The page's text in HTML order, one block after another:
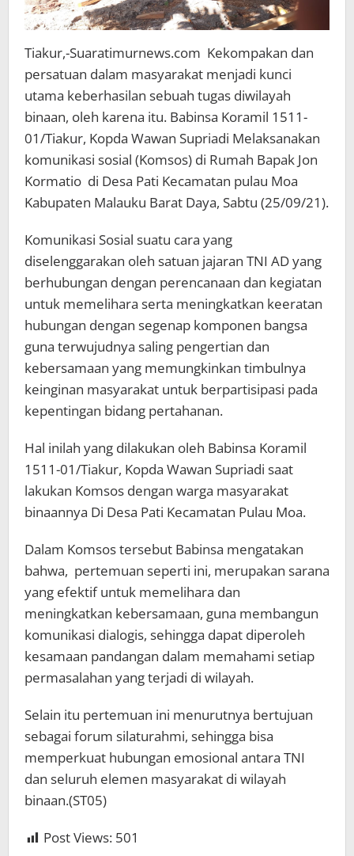
Tiakur,-Suaratimurnews.com Kekompakan dan
persatuan dalam masyarakat menjadi kunci
utama keberhasilan sebuah tugas diwilayah
binaan, oleh karena itu. Babinsa Koramil 1511-
01/Tiakur, Kopda Wawan Supriadi Melaksanakan
komunikasi sosial (Komsos) di Rumah Bapak Jon
Kormatio di Desa Pati Kecamatan pulau Moa
Kabupaten Malauku Barat Daya, Sabtu (25/09/21).
Komunikasi Sosial suatu cara yang
diselenggarakan oleh satuan jajaran TNI AD yang
berhubungan dengan perencanaan dan kegiatan
untuk memelihara serta meningkatkan keeratan
hubungan dengan segenap komponen bangsa
guna terwujudnya saling pengertian dan
kebersamaan yang memungkinkan timbulnya
keinginan masyarakat untuk berpartisipasi pada
kepentingan bidang pertahanan.
Hal inilah yang dilakukan oleh Babinsa Koramil
1511-01/Tiakur, Kopda Wawan Supriadi saat
lakukan Komsos dengan warga masyarakat
binaannya Di Desa Pati Kecamatan Pulau Moa.
Dalam Komsos tersebut Babinsa mengatakan
bahwa, pertemuan seperti ini, merupakan sarana
yang efektif untuk memelihara dan
meningkatkan kebersamaan, guna membangun
komunikasi dialogis, sehingga dapat diperoleh
kesamaan pandangan dalam memahami setiap
permasalahan yang terjadi di wilayah.
Selain itu pertemuan ini menurutnya bertujuan
sebagai forum silaturahmi, sehingga bisa
memperkuat hubungan emosional antara TNI
dan seluruh elemen masyarakat di wilayah
binaan.(ST05)
Post Views: 501